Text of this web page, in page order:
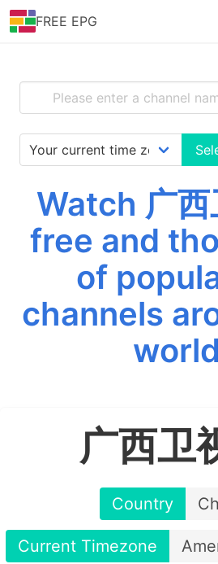
FREE EPG
Watch 广
free and
of
channels
广西卫
Country
Current Timezone